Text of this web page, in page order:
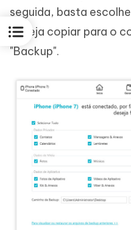
seguida, basta
deseja copiar para o
"Backup".